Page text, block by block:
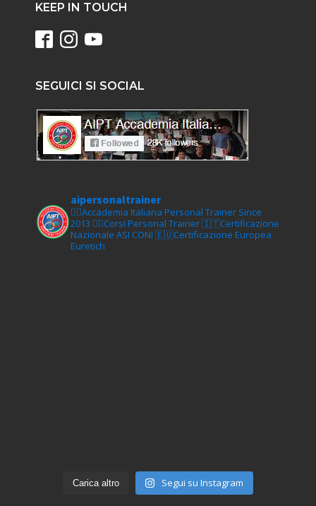
KEEP IN TOUCH
SEGUICI SI SOCIAL
aipersonaltrainer
🏋‍♀️Accademia Italiana Personal Trainer Since
2013 🏋‍♂️Corsi Personal Trainer🇮🇹Certificazione
Nazionale ASI CONI 🇪🇺Certificazione Europea
Euretich
Carica altro Segui su Instagram